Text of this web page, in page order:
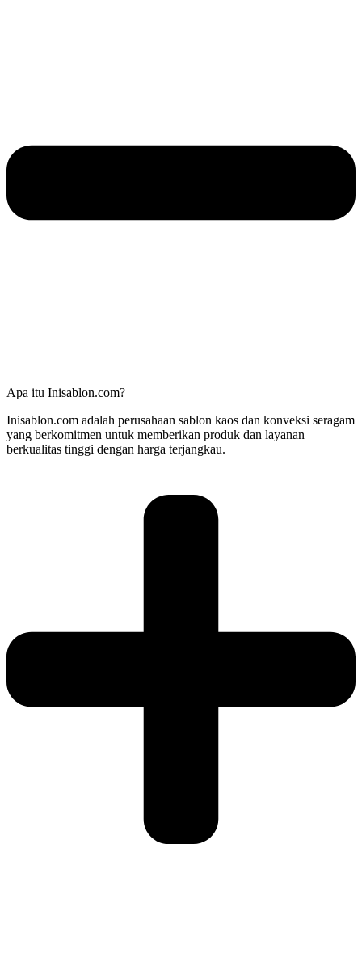
Apa itu Inisablon.com?
Inisablon.com adalah perusahaan sablon kaos dan konveksi seragam
yang berkomitmen untuk memberikan produk dan layanan
berkualitas tinggi dengan harga terjangkau.